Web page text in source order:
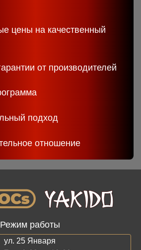
цены на качественный
от производителей
подход
отношение
Режим работы
ул. 25 Января